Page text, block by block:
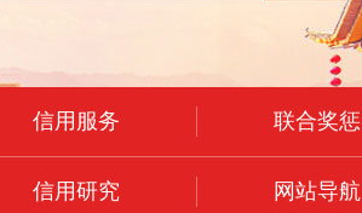
信用服务 联合奖惩
信用研究 网站导航